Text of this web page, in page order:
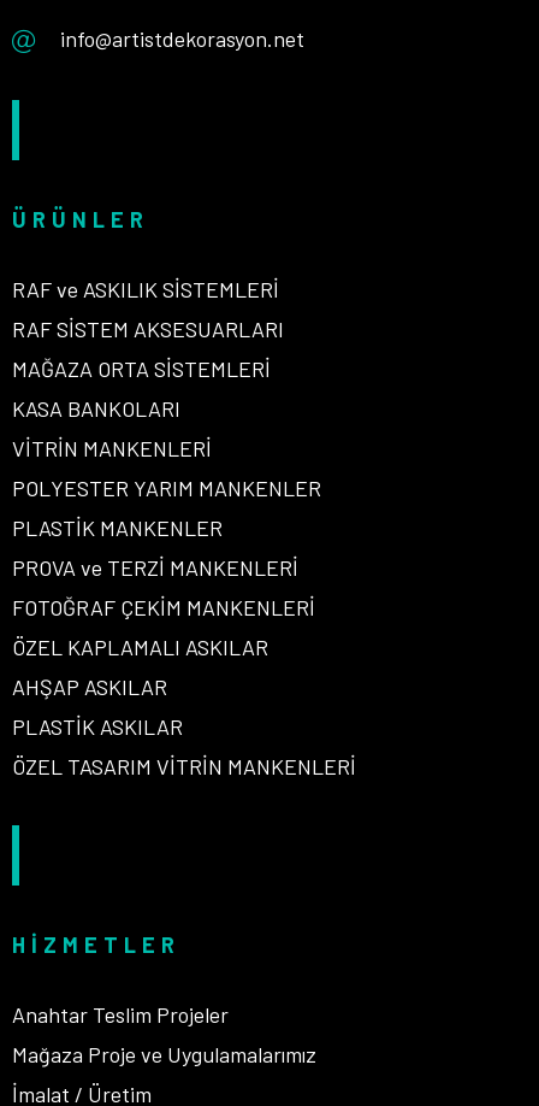
info@artistdekorasyon.net
ÜRÜNLER
RAF ve ASKILIK SİSTEMLERİ
RAF SİSTEM AKSESUARLARI
MAĞAZA ORTA SİSTEMLERİ
KASA BANKOLARI
VİTRİN MANKENLERİ
POLYESTER YARIM MANKENLER
PLASTİK MANKENLER
PROVA ve TERZİ MANKENLERİ
FOTOĞRAF ÇEKİM MANKENLERİ
ÖZEL KAPLAMALI ASKILAR
AHŞAP ASKILAR
PLASTİK ASKILAR
ÖZEL TASARIM VİTRİN MANKENLERİ
HIZMETLER
Anahtar Teslim Projeler
Mağaza Proje ve Uygulamalarımız
İmalat / Üretim